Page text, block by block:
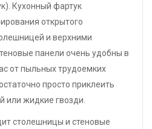
Кухонный фартук
открытого
и верхними
панели очень удобны в
от пыльных трудоемких
просто приклеить
или жидкие гвозди.
столешницы и стеновые